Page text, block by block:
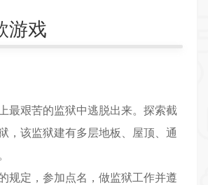
游戏
最艰苦的监狱中逃脱出来。探索截
，该监狱建有多层地板、屋顶、通
规定，参加点名，做监狱工作并遵